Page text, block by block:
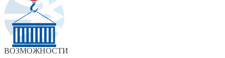
ВОЗМОЖНОСТИ